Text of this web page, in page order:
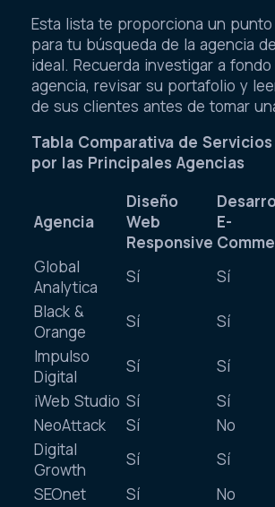
Esta lista te proporciona un
para tu búsqueda de la agencia
ideal. Recuerda investigar a fondo
agencia, revisar su portafolio y
de sus clientes antes de tomar
Tabla Comparativa de
por las Principales Agencias
Agencia
Diseño
Web
Responsive
E-
Global
Analytica
Sí Sí
Black &
Orange
Sí Sí
Impulso
Digital
Sí Sí
iWeb Studio Sí Sí
NeoAttack
Sí No
Digital
Growth
Sí Sí
SEOnet
Sí No